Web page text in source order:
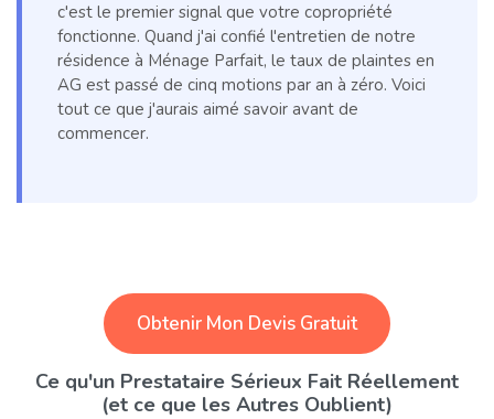
c'est le premier signal que votre copropriété
fonctionne. Quand j'ai confié l'entretien de notre
résidence à Ménage Parfait, le taux de plaintes en
AG est passé de cinq motions par an à zéro. Voici
tout ce que j'aurais aimé savoir avant de
commencer.
Obtenir Mon Devis Gratuit
Ce qu'un Prestataire Sérieux Fait Réellement
(et ce que les Autres Oublient)